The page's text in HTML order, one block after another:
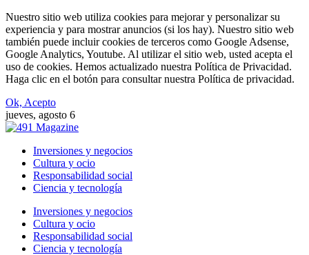
Nuestro sitio web utiliza cookies para mejorar y personalizar su
experiencia y para mostrar anuncios (si los hay). Nuestro sitio web
también puede incluir cookies de terceros como Google Adsense,
Google Analytics, Youtube. Al utilizar el sitio web, usted acepta el
uso de cookies. Hemos actualizado nuestra Política de Privacidad.
Haga clic en el botón para consultar nuestra Política de privacidad.
Ok, Acepto
jueves, agosto 6
Inversiones y negocios
Cultura y ocio
Responsabilidad social
Ciencia y tecnología
Inversiones y negocios
Cultura y ocio
Responsabilidad social
Ciencia y tecnología